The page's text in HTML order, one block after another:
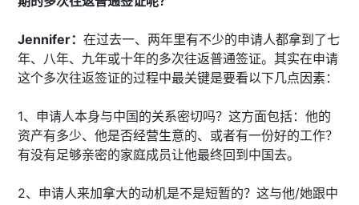
Jennifer： 在过去一、两年里有不少的申请人都拿到了七
年、八年、九年或十年的多次往返普通签证。其实在申请
这个多次往返签证的过程中最关键是要看以下几点因素：
1、申请人本身与中国的关系密切吗？这方面包括：他的
资产有多少、他是否经营生意的、或者有一份好的工作？
有没有足够亲密的家庭成员让他最终回到中国去。
2、申请人来加拿大的动机是不是短暂的？这与他/她跟中